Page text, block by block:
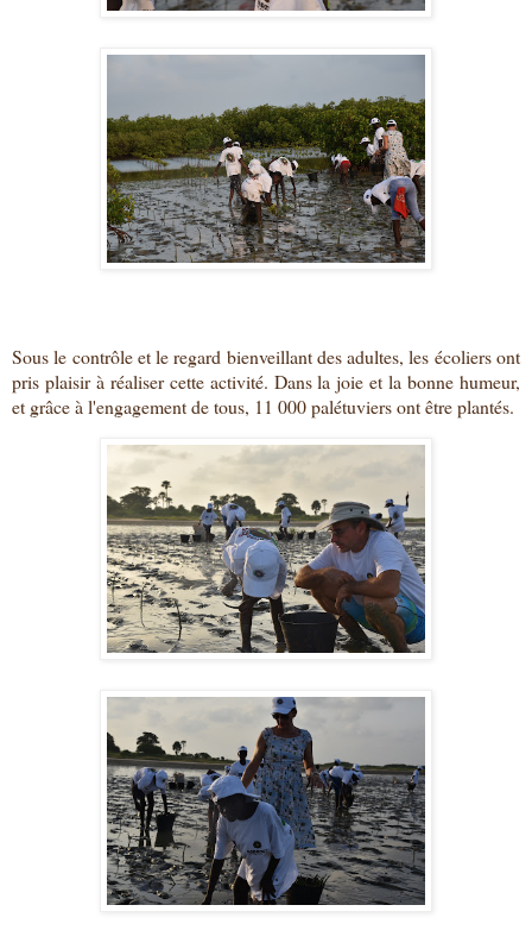
Sous le contrôle et le regard bienveillant des adultes, les écoliers ont
pris plaisir à réaliser cette activité. Dans la joie et la bonne humeur,
et grâce à l'engagement de tous, 11 000 palétuviers ont être plantés.